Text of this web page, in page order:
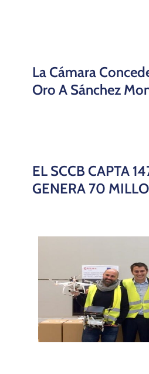
La Cámara
Oro A Sánchez
EL SCCB CAPTA
GENERA 70